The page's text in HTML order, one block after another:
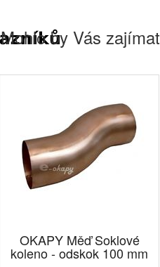
Mohlo by Vás zajímat
OKAPY Měď Soklové
koleno - odskok 100 mm